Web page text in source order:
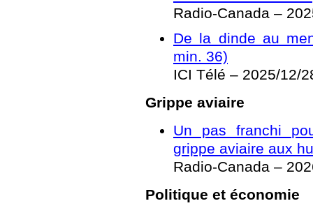
Radio-Canada –
De la dinde au
min. 36)
ICI Télé – 2025/12/
Grippe aviaire
Un pas franchi
grippe aviaire aux
Radio-Canada –
Politique et économie